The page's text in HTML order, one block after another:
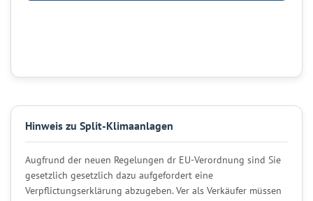
Hinweis zu Split-Klimaanlagen
Augfrund der neuen Regelungen dr EU-Verordnung sind Sie
gesetzlich gesetzlich dazu aufgefordert eine
Verpflictungserklärung abzugeben. Ver als Verkäufer müssen